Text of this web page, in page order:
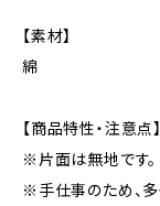
【素材】
綿
【商品特性・注意点】
※片面は無地です。
※手仕事のため、多